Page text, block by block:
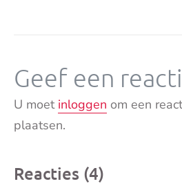
Geef een
U moet inloggen om een
plaatsen.
Reacties (4)